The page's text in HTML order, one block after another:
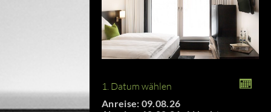
1. Datum wählen
Anreise: 09.08.26